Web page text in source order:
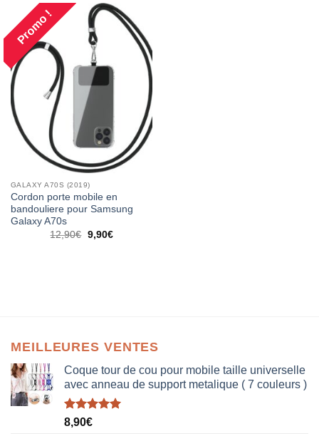
Promo !
GALAXY A70S (2019)
Cordon porte mobile en
bandouliere pour Samsung
Galaxy A70s
12,90€ 9,90€
MEILLEURES VENTES
Coque tour de cou pour mobile taille universelle
avec anneau de support metalique ( 7 couleurs )
Note5.00
8,90€